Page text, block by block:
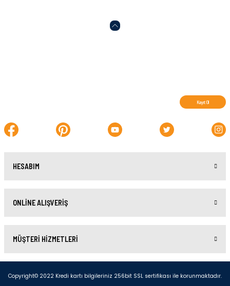
Kayıt Ol
HESABIM
ONLİNE ALIŞVERİŞ
MÜŞTERİ HİZMETLERİ
Copyright© 2022 Kredi kartı bilgileriniz 256bit SSL sertifikası ile korunmaktadır.